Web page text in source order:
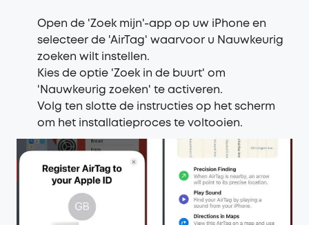
Open de 'Zoek mijn'-app op uw iPhone en
selecteer de 'AirTag' waarvoor u Nauwkeurig
zoeken wilt instellen.
Kies de optie 'Zoek in de buurt' om
'Nauwkeurig zoeken' te activeren.
Volg ten slotte de instructies op het scherm
om het installatieproces te voltooien.